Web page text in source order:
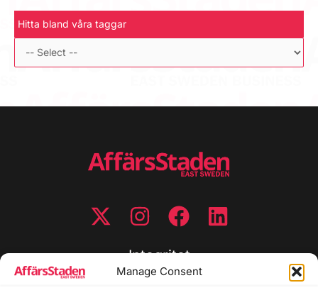
Manage Consent
Hitta bland våra taggar
Integritet